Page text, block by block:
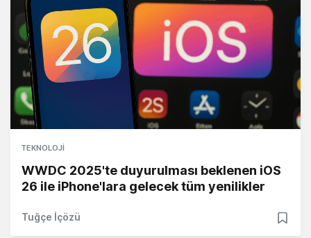
TEKNOLOJI
WWDC 2025'te duyurulması beklenen iOS
26 ile iPhone'lara gelecek tüm yenilikler
Tuğçe İçözü